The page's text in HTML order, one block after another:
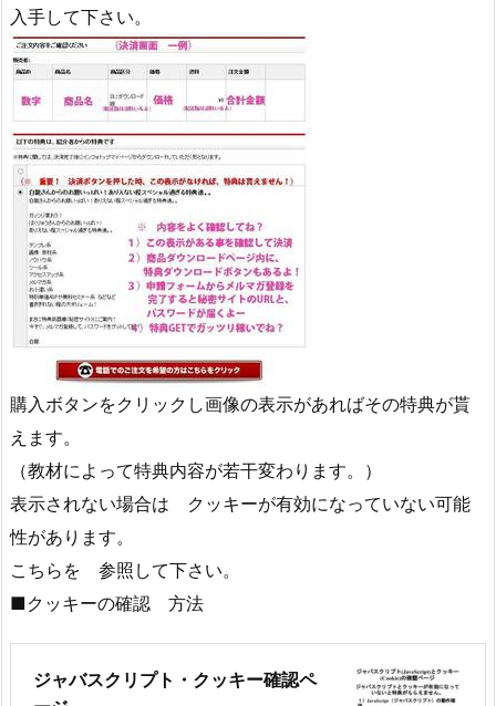
入手して下さい。
購入ボタンをクリックし画像の表示があればその特典が貰
えます。
（教材によって特典内容が若干変わります。）
表示されない場合は クッキーが有効になっていない可能
性があります。
こちらを 参照して下さい。
■クッキーの確認 方法
ジャバスクリプト・クッキー確認ペ